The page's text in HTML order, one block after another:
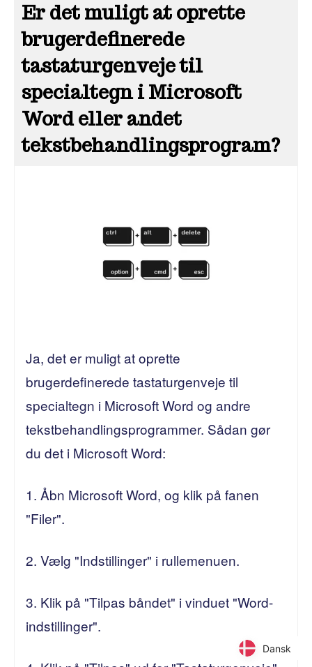
Er det muligt at oprette
brugerdefinerede
tastaturgenveje til
specialtegn i Microsoft
Word eller andet
tekstbehandlingsprogram?
Ja, det er muligt at oprette
brugerdefinerede tastaturgenveje til
specialtegn i Microsoft Word og andre
tekstbehandlingsprogrammer. Sådan gør
du det i Microsoft Word:
1. Åbn Microsoft Word, og klik på fanen
"Filer".
2. Vælg "Indstillinger" i rullemenuen.
3. Klik på "Tilpas båndet" i vinduet "Word-
indstillinger".
Dansk
Dansk